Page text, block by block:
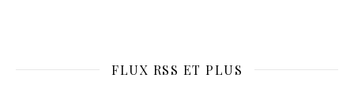
FLUX RSS ET PLUS